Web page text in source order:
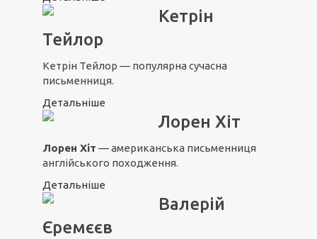
Кетрін
Тейлор
Кетрін Тейлор — популярна сучасна
письменниця.
Детальніше
Лорен Хіт
Лорен Хіт — американська письменниця
англійського походження.
Детальніше
Валерій
Єремєєв